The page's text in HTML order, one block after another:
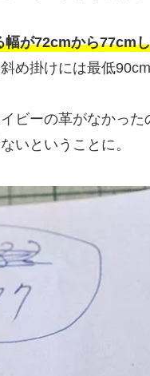
幅が72cmから77cm
め掛けには最低90cm
ビーの革がなかっ
いということに。